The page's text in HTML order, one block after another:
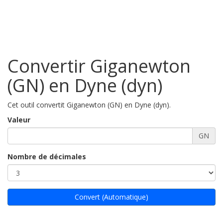
Convertir Giganewton
(GN) en Dyne (dyn)
Cet outil convertit Giganewton (GN) en Dyne (dyn).
Valeur
GN
Nombre de décimales
Convert (Automatique)